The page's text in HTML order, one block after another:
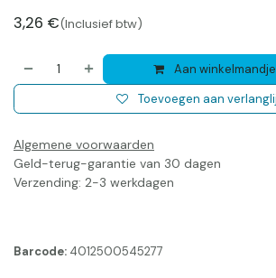
3,26 €(Inclusief btw)
Aan
Toevoegen aan
Algemene voorwaarden
Geld-terug-garantie van 30 dagen
Verzending: 2-3 werkdagen
Barcode: 4012500545277